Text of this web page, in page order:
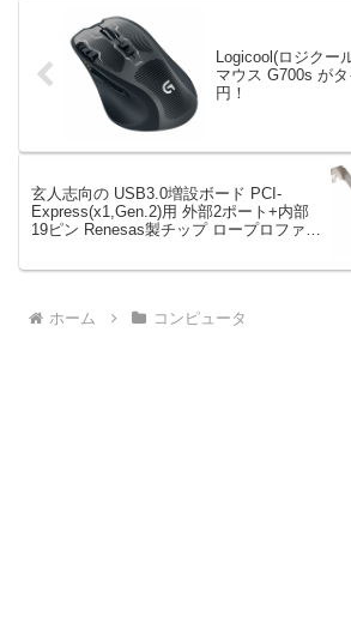
Logicool(ロジクー
マウス G700s が
円！
玄人志向の USB3.0増設ボード PCI-
Express(x1,Gen.2)用 外部2ポート+内部
19ピン Renesas製チップ ロープロファイ
ホーム コンピュータ